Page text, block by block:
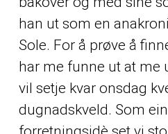
han ut som en
Sole. For å prøve å
har me funne ut at me
vil setje kvar onsdag
dugnadskveld. Som